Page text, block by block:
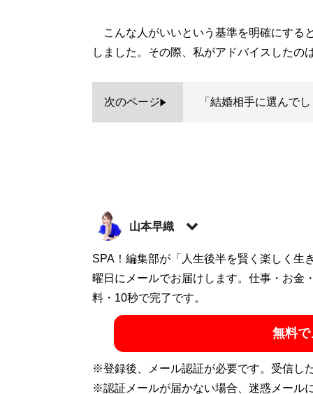
こんな人がいいという基準を明確にする
しました。その際、私がアドバイスしたの
次のページ 「結婚相手に選んで
山本早織
1985年、東京生まれ。アイドル、銀座の
たい男女に向けて情報や出会いの場を提供
式ホームページ「結婚につながる恋のコン
SPA！編集部が「人生後半を賢く楽しく生
曜日にメールでお届けします。仕事・お
料・10秒で完了です。
無料
※登録後、メール認証が必要です。受信し
※認証メールが届かない場合、迷惑メール